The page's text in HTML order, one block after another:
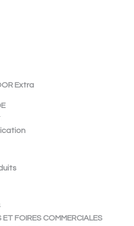
Extra
FOIRES COMMERCIALES